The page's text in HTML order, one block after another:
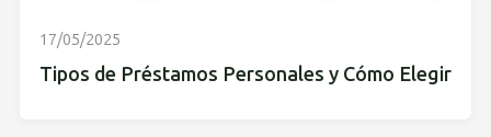
17/05/2025
Tipos de Préstamos Personales y Cómo Elegir